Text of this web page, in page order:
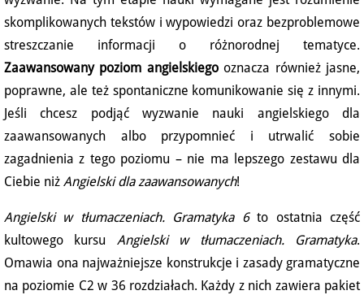
skomplikowanych tekstów i wypowiedzi oraz bezproblemowe
streszczanie informacji o różnorodnej tematyce.
Zaawansowany poziom angielskiegooznacza również jasne,
poprawne, ale też spontaniczne komunikowanie się z innymi.
Jeśli chcesz podjąć wyzwanie nauki angielskiego dla
zaawansowanych albo przypomnieć i utrwalić sobie
zagadnienia z tego poziomu – nie ma lepszego zestawu dla
Ciebie niż Angielski dla zaawansowanych!
Angielski w tłumaczeniach. Gramatyka 6to ostatnia część
kultowego kursu Angielski w tłumaczeniach. Gramatyka.
Omawia ona najważniejsze konstrukcje i zasady gramatyczne
na poziomie C2 w 36 rozdziałach. Każdy z nich zawiera pakiet